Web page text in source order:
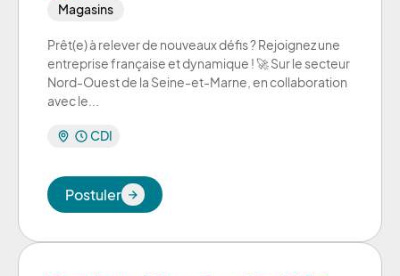
Magasins
Prêt(e) à relever de nouveaux défis ? Rejoignez une
entreprise française et dynamique ! 🚀 Sur le secteur
Nord-Ouest de la Seine-et-Marne, en collaboration
avec le...
CDI
Postuler
Postuler